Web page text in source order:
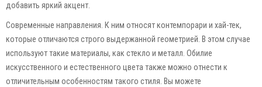
добавить яркий акцент.
Современные направления. К ним относят контемпорари и хай-тек,
которые отличаются строго выдержанной геометрией. В этом случае
используют такие материалы, как стекло и металл. Обилие
искусственного и естественного цвета также можно отнести к
отличительным особенностям такого стиля. Вы можете